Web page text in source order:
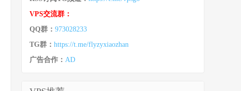
VPS交流群：
QQ群： 973028233
TG群： https://t.me/flyzyxiaozhan
广告合作： AD